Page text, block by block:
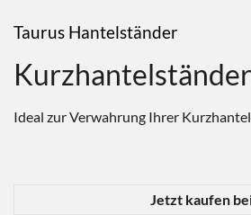
Taurus Hantelständer
Ideal zur Verwahrung Ihrer
Jetzt kaufen